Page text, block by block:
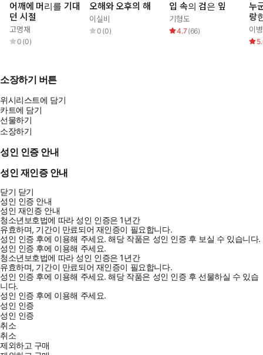
어깨에 머리를 기대
던 시절
고명재
0 (0)
오해와 오후의 해
이실비
0 (0)
입 속의 검은 잎
기형도
4.7 (66)
누
랑
이
소장하기 버튼
위시리스트에 담기
카트에 담기
선물하기
소장하기
성인 인증 안내
성인 재인증 안내
닫기 닫기
성인 인증 안내
성인 재인증 안내
청소년보호법에 따라 성인 인증은 1년간
유효하며, 기간이 만료되어 재인증이 필요합니다.
성인 인증 후에 이용해 주세요.해당 작품은 성인 인증 후 보실 수 있습니다.
성인 인증 후에 이용해 주세요.
청소년보호법에 따라 성인 인증은 1년간
유효하며, 기간이 만료되어 재인증이 필요합니다.
성인 인증 후에 이용해 주세요.해당 작품은 성인 인증 후 선물하실 수 있습
니다.
성인 인증 후에 이용해 주세요.
성인 인증
성인 인증
취소
취소
제외하고 구매